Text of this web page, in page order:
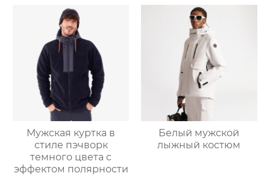
Мужская куртка в
стиле пэчворк
темного цвета с
эффектом полярности
Белый мужской
лыжный костюм